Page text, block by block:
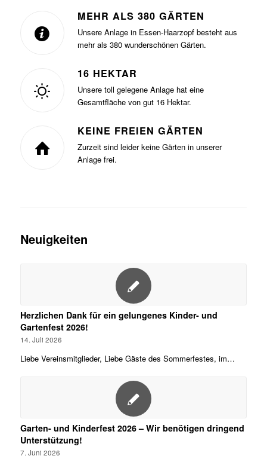
MEHR ALS 380 GÄRTEN
Unsere Anlage in Essen-Haarzopf besteht aus
mehr als 380 wunderschönen Gärten.
16 HEKTAR
Unsere toll gelegene Anlage hat eine
Gesamtfläche von gut 16 Hektar.
KEINE FREIEN GÄRTEN
Zurzeit sind leider keine Gärten in unserer
Anlage frei.
Neuigkeiten
Herzlichen Dank für ein gelungenes Kinder- und
Gartenfest 2026!
14. Juli 2026
Liebe Vereinsmitglieder, Liebe Gäste des Sommerfestes, im…
Garten- und Kinderfest 2026 – Wir benötigen dringend
Unterstützung!
7. Juni 2026